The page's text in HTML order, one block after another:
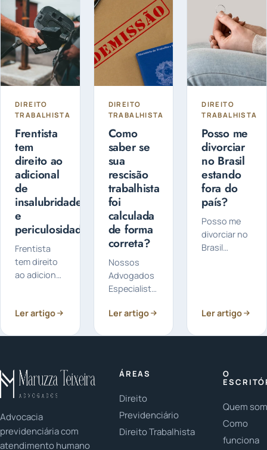
lançou um
programa
de
Autorregularização
Incentivada
de
Tributos...
programas
estabelecidos
pelos
governos…
planejamento
tributário é
a chave para
pagar a
quantidade…
DIREITO
TRABALHISTA
Frentista
tem
direito ao
adicional
de
insalubridade
e
periculosidade?
Frentista
tem direito
ao adicional
e
direito ao
recebimento
adicional...
Ler artigo
DIREITO
TRABALHISTA
Como
saber se
sua
rescisão
trabalhista
foi
calculada
de forma
correta?
Nossos
Advogados
Especialistas
do Trabalho
se a sua
Rescisão foi
calculada
certo.
Ler artigo
DIREITO
TRABALHISTA
Posso me
divorciar
no Brasil
estando
fora do
país?
Posso me
divorciar no
Brasil
você está
e deseja se
Ler artigo
Advocacia
previdenciária com
atendimento humano
ÁREAS
Direito
Previdenciário
Direito Trabalhista
O
Quem
Como
funciona